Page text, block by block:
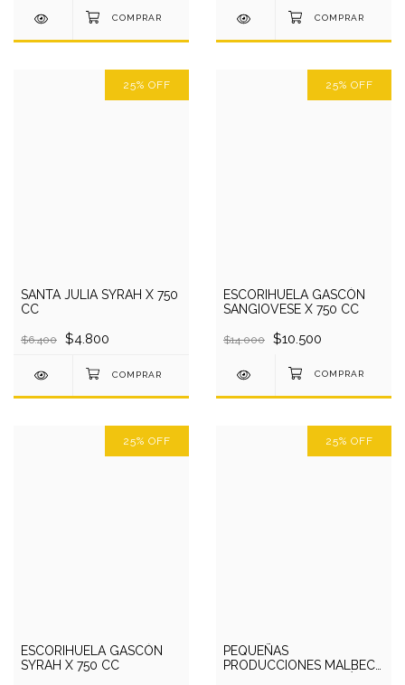
25% OFF
SANTA JULIA SYRAH X 750
CC
$6.400 $4.800
25% OFF
ESCORIHUELA GASCÓN
SANGIOVESE X 750 CC
$14.000 $10.500
25% OFF
ESCORIHUELA GASCÓN
SYRAH X 750 CC
25% OFF
PEQUEÑAS
PRODUCCIONES MALBEC -